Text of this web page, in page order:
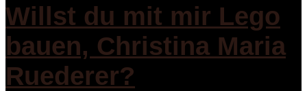
Willst du mit mir Lego
bauen, Christina Maria
Ruederer?